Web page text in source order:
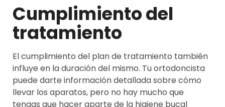
Cumplimiento del
tratamiento
El cumplimiento del plan de tratamiento también
influye en la duración del mismo. Tu ortodoncista
puede darte información detallada sobre cómo
llevar los aparatos, pero no hay mucho que
tengas que hacer aparte de la higiene bucal